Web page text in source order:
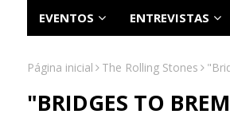
EVENTOS ENTREVISTAS
Página inicial The Rolling Stones
"BRIDGES TO